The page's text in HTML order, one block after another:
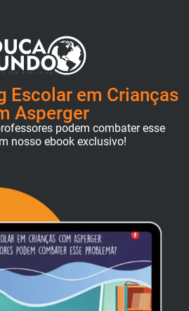
Escolar em Crianças
Asperger
podem combater esse
nosso ebook exclusivo!